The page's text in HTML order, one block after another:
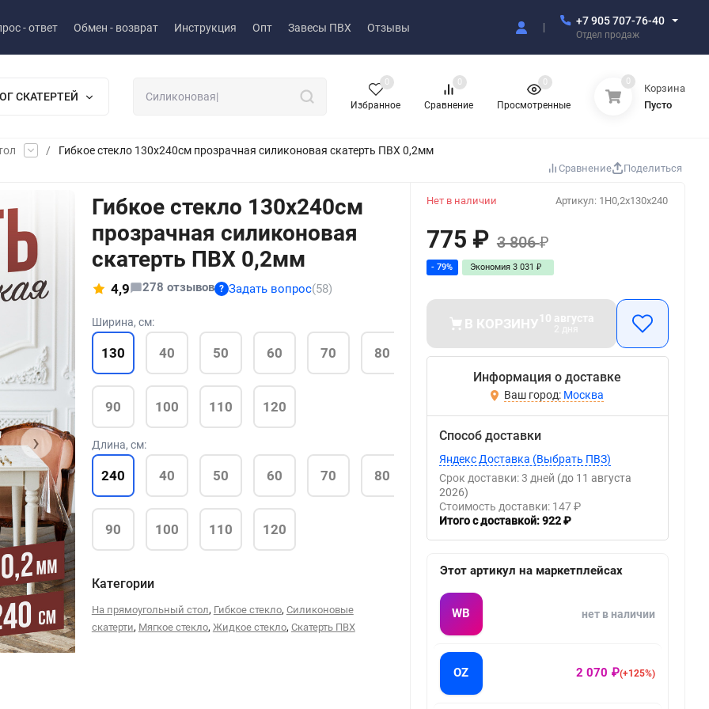
- ответ Обмен - возврат Инструкция Опт Завесы ПВХ Отзывы
+7 905 707-76-40
Отдел продаж
СКАТЕРТЕЙ
Избранное
0
Сравнение
0
Просмотренные
0 0
Корзина
Пусто
/ Гибкое стекло 130x240см прозрачная силиконовая скатерть ПВХ 0,2мм
Сравнение Поделиться
›
Гибкое стекло 130x240см
прозрачная силиконовая
скатерть ПВХ 0,2мм
4,9 278 отзывов ? Задать вопрос(58)
Ширина, см:
130 40 50 60 70 80
90 100 110 120
Длина, см:
240 40 50 60 70 80
90 100 110 120
Категории
На прямоугольный стол, Гибкое стекло, Силиконовые
скатерти, Мягкое стекло, Жидкое стекло, Скатерть ПВХ
Артикул: 1H0,2x130x240
Нет в наличии
775 ₽ 3 806₽
- 79% Экономия 3 031 ₽
В КОРЗИНУ10 августа
Информация о доставке
Москва
Способ доставки
Яндекс Доставка (Выбрать ПВЗ)
Срок доставки: 3 дней (до 11 августа
2026)
Стоимость доставки: 147 ₽
Итого с доставкой: 922 ₽
Этот артикул на маркетплейсах
WB нет в наличии
OZ 2 070 ₽(+125%)